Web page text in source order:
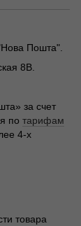
Пошта".
8В.
за счет
по тарифам
4-х
товара